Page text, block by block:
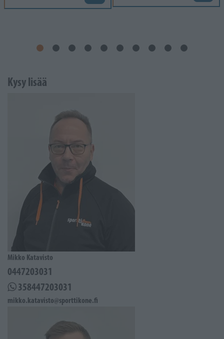
Kysy lisää
Mikko Katavisto
0447203031
358447203031
mikko.katavisto@sporttikone.fi